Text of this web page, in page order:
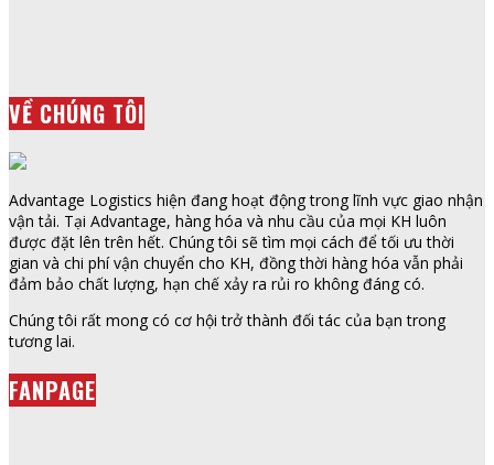
VỀ CHÚNG TÔI
Advantage Logistics hiện đang hoạt động trong lĩnh vực giao nhận
vận tải. Tại Advantage, hàng hóa và nhu cầu của mọi KH luôn
được đặt lên trên hết. Chúng tôi sẽ tìm mọi cách để tối ưu thời
gian và chi phí vận chuyển cho KH, đồng thời hàng hóa vẫn phải
đảm bảo chất lượng, hạn chế xảy ra rủi ro không đáng có.
Chúng tôi rất mong có cơ hội trở thành đối tác của bạn trong
tương lai.
FANPAGE